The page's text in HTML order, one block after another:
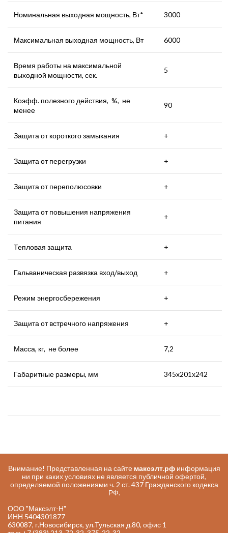
Номинальная выходная мощность, Вт* 3000
Максимальная выходная мощность, Вт 6000
Время работы на максимальной
выходной мощности, сек.
5
Коэфф. полезного действия, %, не
менее
90
Защита от короткого замыкания +
Защита от перегрузки +
Защита от переполюсовки +
Защита от повышения напряжения
питания
+
Тепловая защита +
Гальваническая развязка вход/выход +
Режим энергосбережения +
Защита от встречного напряжения +
Масса, кг, не более 7,2
Габаритные размеры, мм 345х201х242
Внимание! Представленная на сайте максэлт.рфинформация
ни при каких условиях не является публичной офертой,
определяемой положениями ч. 2 ст. 437 Гражданского кодекса
РФ.
ООО "Максэлт-Н"
ИНН 5404301877
630087, г.Новосибирск, ул.Тульская д.80, офис 1